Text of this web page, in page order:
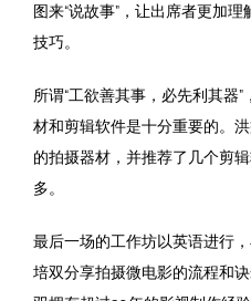
图来“说故事”，让出席者更加
技巧。
所谓“工欲善其事，必先利其器
材和剪辑软件是十分重要的。
的拍摄器材，并推荐了几个剪
多。
最后一场的工作坊以英语进行
培双分享拍摄微电影的流程和